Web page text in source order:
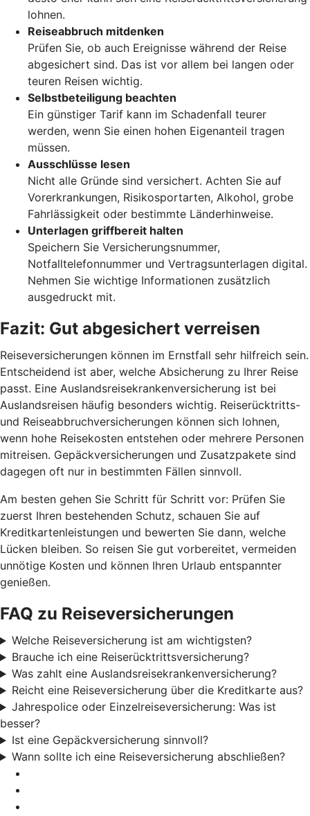
lohnen.
Reiseabbruch mitdenken
Prüfen Sie, ob auch Ereignisse während der Reise
abgesichert sind. Das ist vor allem bei langen oder
teuren Reisen wichtig.
Selbstbeteiligung beachten
Ein günstiger Tarif kann im Schadenfall teurer
werden, wenn Sie einen hohen Eigenanteil tragen
müssen.
Ausschlüsse lesen
Nicht alle Gründe sind versichert. Achten Sie auf
Vorerkrankungen, Risikosportarten, Alkohol, grobe
Fahrlässigkeit oder bestimmte Länderhinweise.
Unterlagen griffbereit halten
Speichern Sie Versicherungsnummer,
Notfalltelefonnummer und Vertragsunterlagen digital.
Nehmen Sie wichtige Informationen zusätzlich
ausgedruckt mit.
Fazit: Gut abgesichert verreisen
Reiseversicherungen können im Ernstfall sehr hilfreich sein.
Entscheidend ist aber, welche Absicherung zu Ihrer Reise
passt. Eine Auslandsreisekrankenversicherung ist bei
Auslandsreisen häufig besonders wichtig. Reiserücktritts-
und Reiseabbruchversicherungen können sich lohnen,
wenn hohe Reisekosten entstehen oder mehrere Personen
mitreisen. Gepäckversicherungen und Zusatzpakete sind
dagegen oft nur in bestimmten Fällen sinnvoll.
Am besten gehen Sie Schritt für Schritt vor: Prüfen Sie
zuerst Ihren bestehenden Schutz, schauen Sie auf
Kreditkartenleistungen und bewerten Sie dann, welche
Lücken bleiben. So reisen Sie gut vorbereitet, vermeiden
unnötige Kosten und können Ihren Urlaub entspannter
genießen.
FAQ zu Reiseversicherungen
Welche Reiseversicherung ist am wichtigsten?
Brauche ich eine Reiserücktrittsversicherung?
Was zahlt eine Auslandsreisekrankenversicherung?
Reicht eine Reiseversicherung über die Kreditkarte aus?
Jahrespolice oder Einzelreiseversicherung: Was ist
besser?
Ist eine Gepäckversicherung sinnvoll?
Wann sollte ich eine Reiseversicherung abschließen?